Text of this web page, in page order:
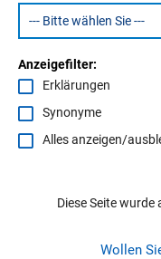
Anzeigefilter:
Erklärungen
Synonyme
Alles anzeigen/
Diese Seite
Wollen